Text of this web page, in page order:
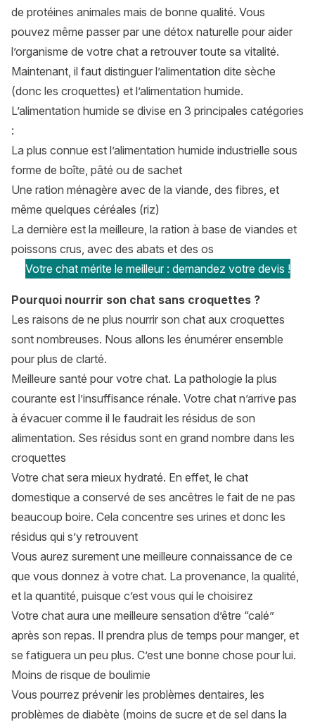
de protéines animales mais de bonne qualité. Vous
pouvez même passer par une détox naturelle pour aider
l’organisme de votre chat a retrouver toute sa vitalité.
Maintenant, il faut distinguer l’alimentation dite sèche
(donc les croquettes) et l’alimentation humide.
L’alimentation humide se divise en 3 principales catégories
:
La plus connue est l’alimentation humide industrielle sous
forme de boîte, pâté ou de sachet
Une ration ménagère avec de la viande, des fibres, et
même quelques céréales (riz)
La dernière est la meilleure, la ration à base de viandes et
poissons crus, avec des abats et des os
Votre chat mérite le meilleur : demandez votre devis !
Pourquoi nourrir son chat sans croquettes ?
Les raisons de ne plus nourrir son chat aux croquettes
sont nombreuses. Nous allons les énumérer ensemble
pour plus de clarté.
Meilleure santé pour votre chat. La pathologie la plus
courante est l’insuffisance rénale. Votre chat n’arrive pas
à évacuer comme il le faudrait les résidus de son
alimentation. Ses résidus sont en grand nombre dans les
croquettes
Votre chat sera mieux hydraté. En effet, le chat
domestique a conservé de ses ancêtres le fait de ne pas
beaucoup boire. Cela concentre ses urines et donc les
résidus qui s’y retrouvent
Vous aurez surement une meilleure connaissance de ce
que vous donnez à votre chat. La provenance, la qualité,
et la quantité, puisque c’est vous qui le choisirez
Votre chat aura une meilleure sensation d’être “calé”
après son repas. Il prendra plus de temps pour manger, et
se fatiguera un peu plus. C’est une bonne chose pour lui.
Moins de risque de boulimie
Vous pourrez prévenir les problèmes dentaires, les
problèmes de diabète (moins de sucre et de sel dans la